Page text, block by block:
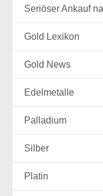
Seriöser Ankauf
Gold Lexikon
Gold News
Edelmetalle
Palladium
Silber
Platin